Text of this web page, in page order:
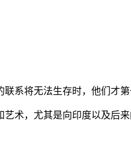
系将无法生存时，他们才第
术，尤其是向印度以及